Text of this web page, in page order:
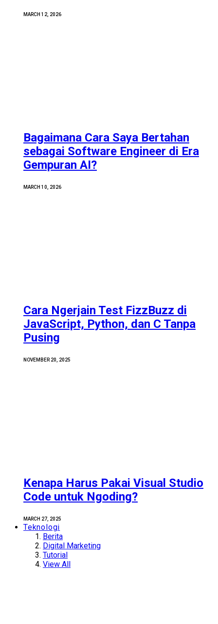
MARCH 12, 2026
Bagaimana Cara Saya Bertahan
sebagai Software Engineer di Era
Gempuran AI?
MARCH 10, 2026
Cara Ngerjain Test FizzBuzz di
JavaScript, Python, dan C Tanpa
Pusing
NOVEMBER 20, 2025
Kenapa Harus Pakai Visual Studio
Code untuk Ngoding?
MARCH 27, 2025
Teknologi
Berita
Digital Marketing
Tutorial
View All